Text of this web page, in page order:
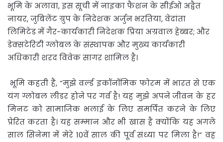
भूमि के अलावा, इस सूची में नाइका फैशन के सीईओ अद्वैत
नायर, जुबिलेंट ग्रुप के निदेशक अर्जुन भरतिया, वेदांता
लिमिटेड में गैर-कार्यकारी निदेशक प्रिया अग्रवाल हेब्बर; और
डेक्सटेरिटी ग्लोबल के संस्थापक और मुख्य कार्यकारी
अधिकारी शरद विवेक सागर शामिल है।
भूमि कहती हैं, “मुझे वर्ल्ड इकॉनॉमिक फोरम में भारत से एक
यंग ग्लोबल लीडर होने पर गर्व है! यह मुझे अपने जीवन के हर
मिनट को सामाजिक भलाई के लिए समर्पित करने के लिए
प्रेरित करता है। यह सम्मान और भी खास है क्योंकि यह अगले
साल सिनेमा में मेरे 10वें साल की पूर्व संध्या पर मिला है!” वह